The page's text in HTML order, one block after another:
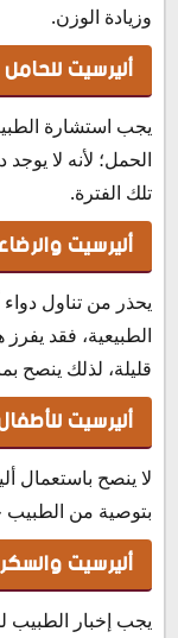
وزيادة الوزن.
أليرسيت للحامل
يجب استشارة
الحمل؛ لأنه لا
تلك الفترة.
أليرسيت
يحذر من تناول
الطبيعية، فقد
قليلة، لذلك ينصح
أليرسيت
بتوصية من الطبيب
أليرسيت
يجب إخبار الطبيب